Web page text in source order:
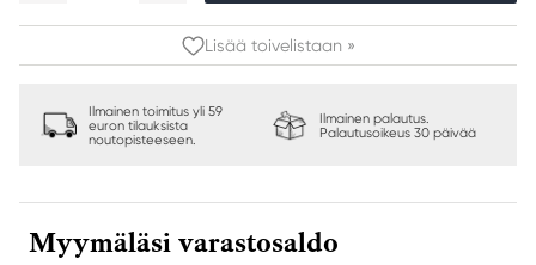
Lisää toivelistaan »
Ilmainen toimitus yli 59
euron tilauksista
noutopisteeseen.
Ilmainen palautus.
Palautusoikeus 30 päivää
Myymäläsi varastosaldo